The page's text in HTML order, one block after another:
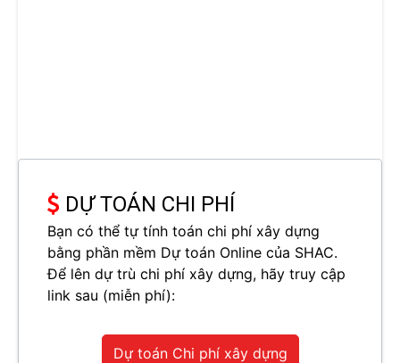
DỰ TOÁN CHI PHÍ
Bạn có thể tự tính toán chi phí xây dựng
bằng phần mềm Dự toán Online của SHAC.
Để lên dự trù chi phí xây dựng, hãy truy cập
link sau (miễn phí):
Dự toán Chi phí xây dựng